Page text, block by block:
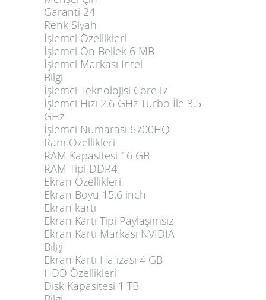
Garanti 24
Renk Siyah
İşlemci Özellikleri
İşlemci Ön Bellek 6 MB
İşlemci Markası Intel
Bilgi
İşlemci Teknolojisi Core i7
İşlemci Hızı 2.6 GHz Turbo İle 3.5
GHz
İşlemci Numarası 6700HQ
Ram Özellikleri
RAM Kapasitesi 16 GB
RAM Tipi DDR4
Ekran Özellikleri
Ekran Boyu 15.6 inch
Ekran kartı
Ekran Kartı Tipi Paylaşımsız
Ekran Kartı Markası NVIDIA
Bilgi
Ekran Kartı Hafızası 4 GB
HDD Özellikleri
Disk Kapasitesi 1 TB